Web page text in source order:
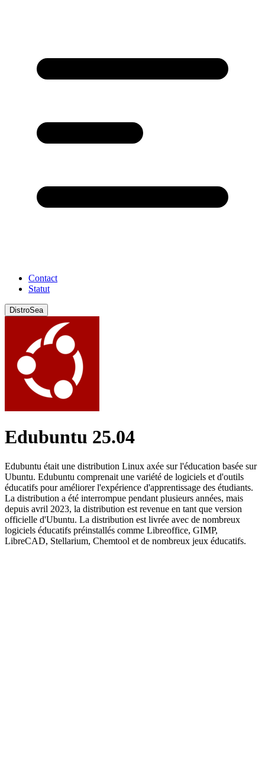
Contact
Statut
DistroSea
Edubuntu 25.04
Edubuntu était une distribution Linux axée sur l'éducation basée sur
Ubuntu. Edubuntu comprenait une variété de logiciels et d'outils
éducatifs pour améliorer l'expérience d'apprentissage des étudiants.
La distribution a été interrompue pendant plusieurs années, mais
depuis avril 2023, la distribution est revenue en tant que version
officielle d'Ubuntu. La distribution est livrée avec de nombreux
logiciels éducatifs préinstallés comme Libreoffice, GIMP,
LibreCAD, Stellarium, Chemtool et de nombreux jeux éducatifs.